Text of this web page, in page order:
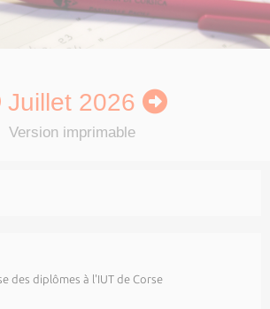
Juillet 2026
Version imprimable
des diplômes à l'IUT de Corse